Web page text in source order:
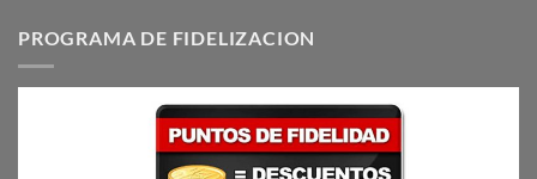
PROGRAMA DE FIDELIZACION